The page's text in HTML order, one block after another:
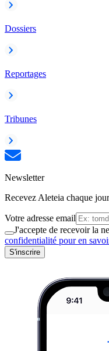
Dossiers
Reportages
Tribunes
Newsletter
Recevez Aleteia chaque
Votre adresse email
J'accepte de recevoir la
confidentialité pour en
S'inscrire